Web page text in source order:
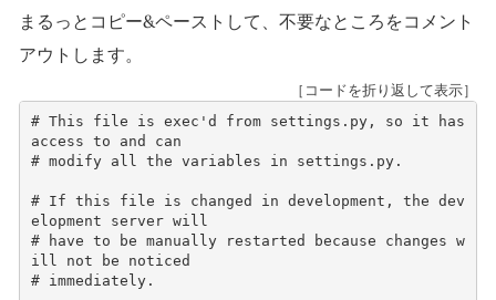
まるっとコピー&ペーストして、不要なところをコメント
アウトします。
［コードを折り返して表示］
# This file is exec'd from settings.py, so it has
access to and can
# modify all the variables in settings.py.
# If this file is changed in development, the dev
elopment server will
# have to be manually restarted because changes w
ill not be noticed
# immediately.